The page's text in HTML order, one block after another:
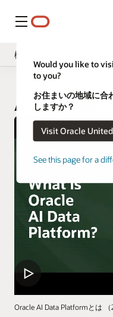
メニュー
Would you like to
to you?
お住まいの地域に合
しますか？
Visit Oracle
See this page for a
概要
AI Data
Oracle AI Data Platformとは （